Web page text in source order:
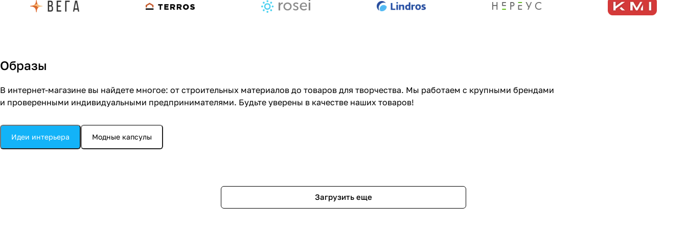
Образы
В интернет-магазине вы найдете многое: от строительных материалов до товаров для творчества. Мы работаем с крупными брендами
и проверенными индивидуальными предпринимателями. Будьте уверены в качестве наших товаров!
Идеи интерьера Модные капсулы
Кухня
Кухня в стиле модерн
Загрузить еще